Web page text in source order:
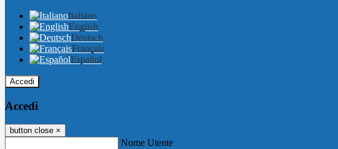
Italiano
English
Deutsch
Français
Español
Accedi
Accedi
button close ×
Nome Utente